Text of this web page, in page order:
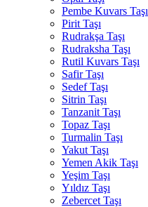
Pembe Kuvars Taşı
Pirit Taşı
Rudrakşa Taşı
Rudraksha Taşı
Rutil Kuvars Taşı
Safir Taşı
Sedef Taşı
Sitrin Taşı
Tanzanit Taşı
Topaz Taşı
Turmalin Taşı
Yakut Taşı
Yemen Akik Taşı
Yeşim Taşı
Yıldız Taşı
Zebercet Taşı